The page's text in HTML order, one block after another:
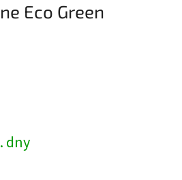
Eco Green
dny